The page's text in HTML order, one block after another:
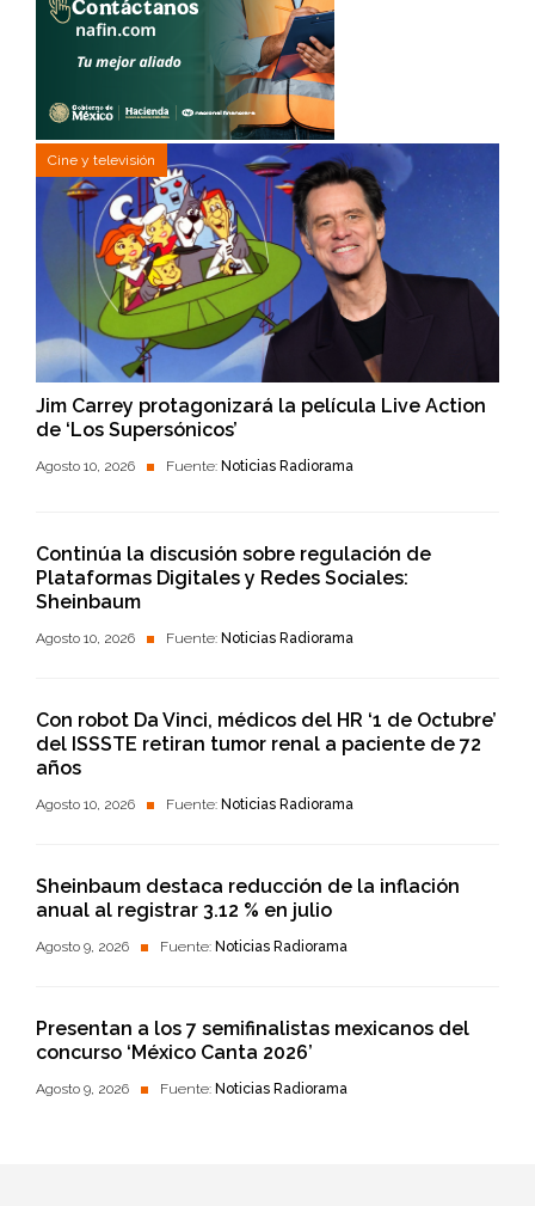
Cine y televisión
Jim Carrey protagonizará la película Live Action
de ‘Los Supersónicos’
Agosto 10, 2026 Fuente: Noticias Radiorama
Continúa la discusión sobre regulación de
Plataformas Digitales y Redes Sociales:
Sheinbaum
Agosto 10, 2026 Fuente: Noticias Radiorama
Con robot Da Vinci, médicos del HR ‘1 de Octubre’
del ISSSTE retiran tumor renal a paciente de 72
años
Agosto 10, 2026 Fuente: Noticias Radiorama
Sheinbaum destaca reducción de la inflación
anual al registrar 3.12 % en julio
Agosto 9, 2026 Fuente: Noticias Radiorama
Presentan a los 7 semifinalistas mexicanos del
concurso ‘México Canta 2026’
Agosto 9, 2026 Fuente: Noticias Radiorama